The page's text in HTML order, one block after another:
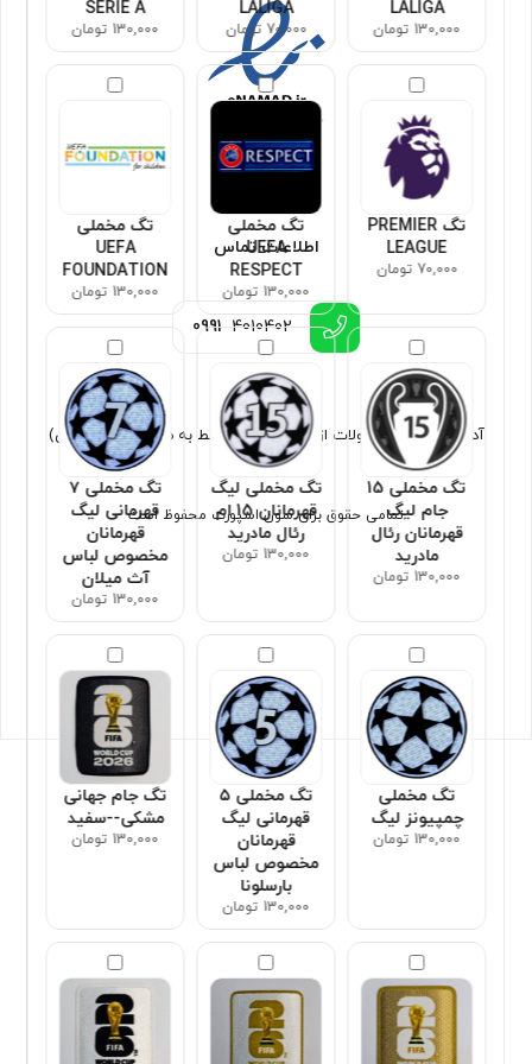
LALIGA
130,000 تومان
LALIGA
70,000 تومان
SERIE A
130,000 تومان
تگ PREMIER
LEAGUE
70,000 تومان
تگ مخملی
UEFA
RESPECT
130,000 تومان
تگ مخملی
UEFA
FOUNDATION
130,000 تومان
تگ مخملی 15
جام لیگ
قهرمانان رئال
مادرید
130,000 تومان
تگ مخملی لیگ
قهرمانان 15 ام
رئال مادرید
130,000 تومان
تگ مخملی ۷
قهرمانی لیگ
قهرمانان
مخصوص لباس
آث میلان
130,000 تومان
تگ مخملی
چمپیونز لیگ
130,000 تومان
تگ مخملی ۵
قهرمانی لیگ
قهرمانان
مخصوص لباس
بارسلونا
130,000 تومان
تگ جام جهانی
مشکی--سفید
130,000 تومان
اطلاعات تماس
0991 4010402
آدرس : ارسال محصولات از تهران (فروش فقط به صورت غیر حضوری)
تمامی حقوق برای سون اسپورت محفوظ است